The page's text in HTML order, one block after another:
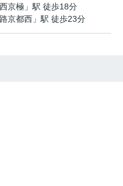
西京極 」駅 徒歩18分
京都西 」駅 徒歩23分